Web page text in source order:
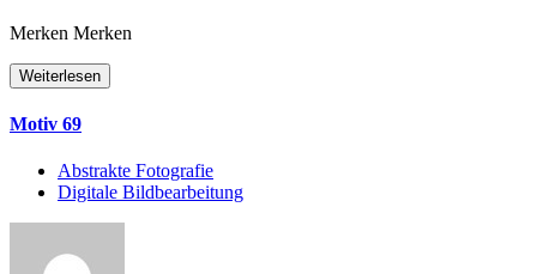
Merken Merken
Weiterlesen
Motiv 69
Abstrakte Fotografie
Digitale Bildbearbeitung